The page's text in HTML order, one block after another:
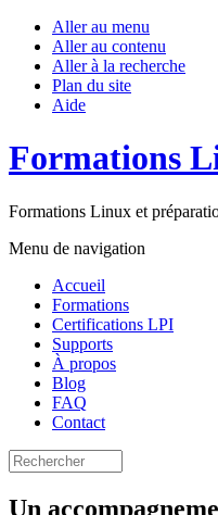
Aller au menu
Aller au contenu
Aller à la recherche
Plan du site
Aide
Formations
Formations Linux et
Menu de navigation
Accueil
Formations
Certifications LPI
Supports
À propos
Blog
FAQ
Contact
Un